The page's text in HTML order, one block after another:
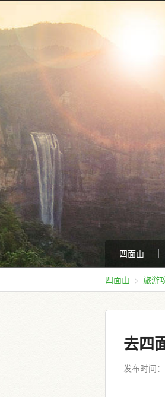
四面山
四面山 旅游
去四
发布时间